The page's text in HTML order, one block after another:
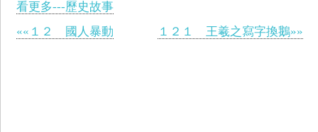
看更多---歷史故事
««１２ 國人暴動
１２１ 王羲之寫字換鵝»»